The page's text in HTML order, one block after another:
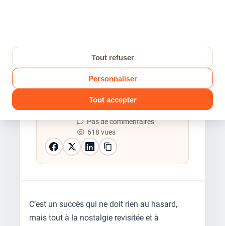
la Mêlée avec le Premier DLC
Modogameur
19 Mai 2026•
6 min de lecture•
Pas de commentaires•
618 vues
C’est un succès qui ne doit rien au hasard,
mais tout à la nostalgie revisitée et à
Tout refuser
Personnaliser
Tout accepter